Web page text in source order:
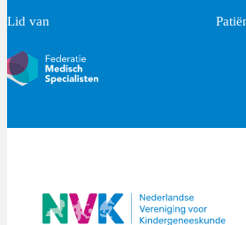
Lid van